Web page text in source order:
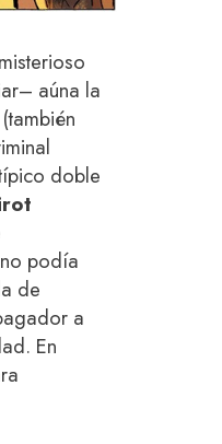
aúna la
(también
doble
no podía
de
a
En